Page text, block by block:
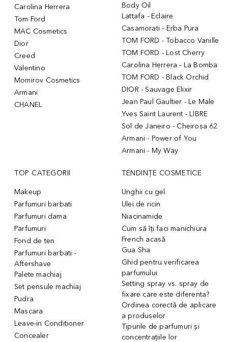
Carolina Herrera
Tom Ford
MAC Cosmetics
Dior
Creed
Valentino
Momirov Cosmetics
Armani
CHANEL
Body Oil
Lattafa - Eclaire
Casamorati - Erba Pura
TOM FORD - Tobacco Vanille
TOM FORD - Lost Cherry
Carolina Herrera - La Bomba
TOM FORD - Black Orchid
DIOR - Sauvage Elixir
Jean Paul Gaultier - Le Male
Yves Saint Laurent - LIBRE
Sol de Janeiro - Cheirosa 62
Armani - Power of You
Armani - My Way
TOP CATEGORII
Makeup
Parfumuri barbati
Parfumuri dama
Parfumuri
Fond de ten
Parfumuri barbati -
Aftershave
Palete machiaj
Set pensule machiaj
Pudra
Mascara
Leave-in Conditioner
Concealer
TENDINȚE COSMETICE
Unghii cu gel
Ulei de ricin
Niacinamide
Cum să îți faci manichiura
French acasă
Gua Sha
Ghid pentru verificarea
parfumului
Setting spray vs. spray de
fixare care este diferenta?
Ordinea corectă de aplicare
a produselor
Tipurile de parfumuri și
concentrațiile lor